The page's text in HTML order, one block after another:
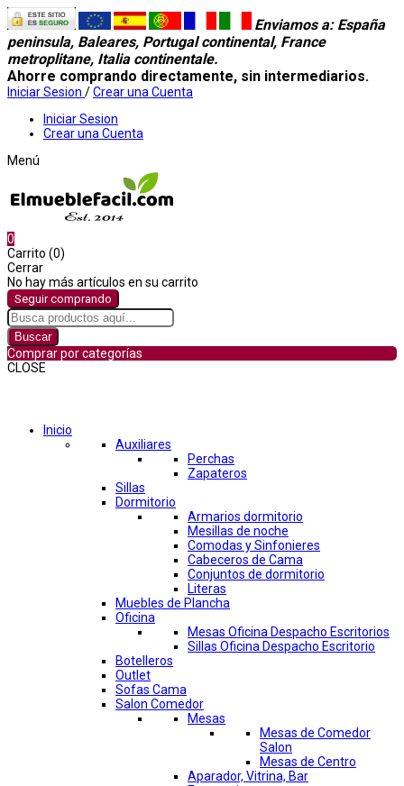
Enviamos a: España
peninsula, Baleares, Portugal continental, France
metroplitane, Italia continentale.
Ahorre comprando directamente, sin intermediarios.
Iniciar Sesion /Crear una Cuenta
Iniciar Sesion
Crear una Cuenta
Menú
0
Carrito (0)
Cerrar
No hay más artículos en su carrito
Seguir comprando
Buscar
Comprar por categorías
CLOSE
Inicio
Auxiliares
Perchas
Zapateros
Sillas
Dormitorio
Armarios dormitorio
Mesillas de noche
Comodas y Sinfonieres
Cabeceros de Cama
Conjuntos de dormitorio
Literas
Muebles de Plancha
Oficina
Mesas Oficina Despacho Escritorios
Sillas Oficina Despacho Escritorio
Botelleros
Outlet
Sofas Cama
Salon Comedor
Mesas
Mesas de Comedor
Salon
Mesas de Centro
Aparador, Vitrina, Bar